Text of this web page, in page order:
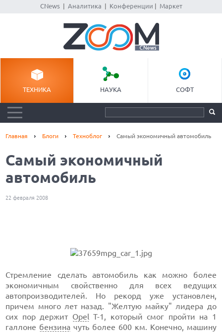
CNews| Аналитика Конференции Маркет
ТЕХНИКА НАУКА СОФТ
Главная Блоги Техноблог Самый экономичный автомобиль
Самый экономичный
автомобиль
22 февраля 2008
Стремление сделать автомобиль как можно более
экономичным свойственно для всех ведущих
автопроизводителей. Но рекорд уже установлен,
причем много лет назад. "Желтую майку" лидера до
сих пор держит Opel T-1, который смог пройти на 1
галлоне бензина чуть более 600 км. Конечно, машину